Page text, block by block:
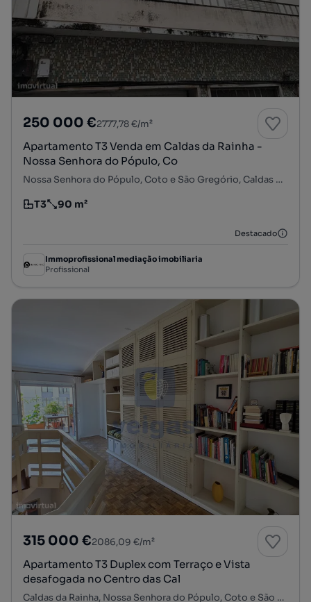
250 000 €2777,78 €/m²
Apartamento T3 Venda em Caldas da Rainha -
Nossa Senhora do Pópulo, Co
Nossa Senhora do Pópulo, Coto e São Gregório, Caldas da Rainha, Leiria
Tipologia
T3
Preço por metro quadrado
90 m²
Destacado
Immoprofissional mediação imobiliaria
Profissional
315 000 €2086,09 €/m²
Apartamento T3 Duplex com Terraço e Vista
desafogada no Centro das Cal
Caldas da Rainha, Nossa Senhora do Pópulo, Coto e São Gregório, Caldas da Rainha, Leiria